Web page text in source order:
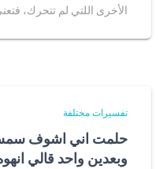
الأخرى اللتي لم تتحرك،
تفسيرات مختلفة
حلمت اني اشوف
وبعدين واحد قالي